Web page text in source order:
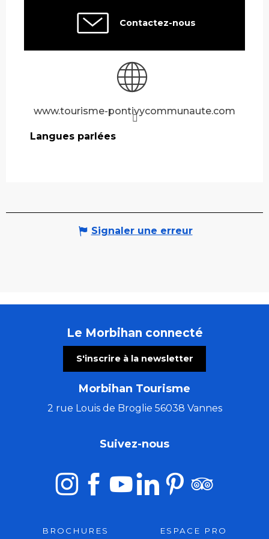
Contactez-nous
www.tourisme-pontivycommunaute.com
Langues parlées
Langues parlées
Signaler une erreur
Le Morbihan connecté
S'inscrire à la newsletter
Morbihan Tourisme
2 rue Louis de Broglie 56038 Vannes
Suivez-nous
BROCHURES ESPACE PRO